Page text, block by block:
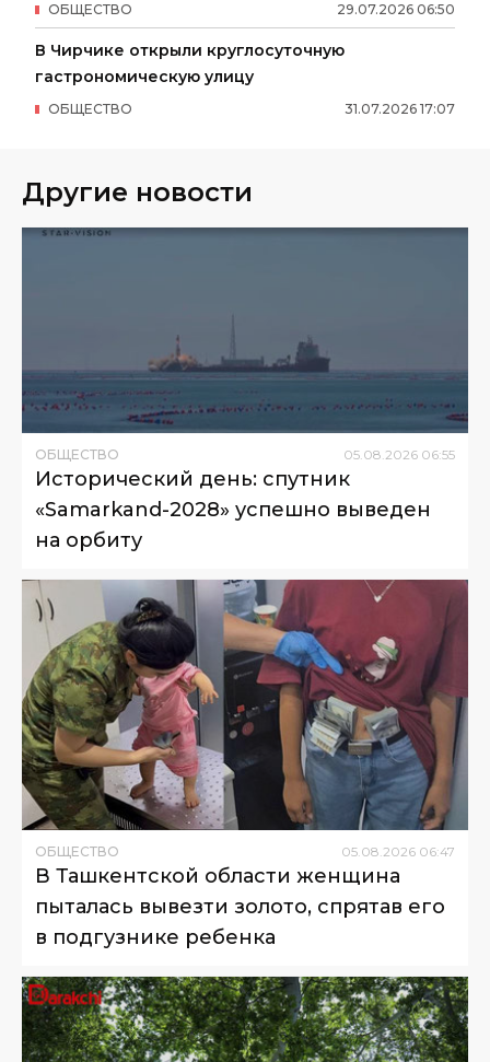
29.07.2026 06:50
ОБЩЕСТВО
В Чирчике открыли круглосуточную
гастрономическую улицу
31.07.2026 17:07
ОБЩЕСТВО
Другие новости
ОБЩЕСТВО 05 08 2026 06:55
Исторический день: спутник
«Samarkand-2028» успешно выведен
на орбиту
ОБЩЕСТВО 05.08.2026 06:47
В Ташкентской области женщина
пыталась вывезти золото, спрятав его
в подгузнике ребенка